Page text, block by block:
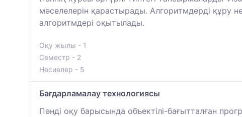
мәселелерін қарастырады. Алгоритмдерді құру
алгоритмдері оқытылады.
Оқу жылы - 1
Семестр - 2
Несиелер - 5
Бағдарламалау технологиясы
Пәнді оқу барысында объектілі-бағытталған